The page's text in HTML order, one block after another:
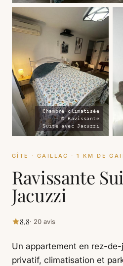
Chambre climatisée
— © Ravissante
Suite avec Jacuzzi
GÎTE · GAILLAC · 1 KM DE
Ravissante
Jacuzzi
8.8· 20 avis
Un appartement en rez-
privatif, climatisation et